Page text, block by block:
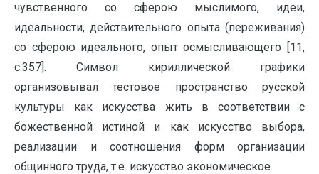
чувственного со сферою мыслимого, идеи,
идеальности, действительного опыта (переживания)
со сферою идеального, опыт осмысливающего [11,
с.357]. Символ кириллической графики
организовывал тестовое пространство русской
культуры как искусства жить в соответствии с
божественной истиной и как искусство выбора,
реализации и соотношения форм организации
общинного труда, т.е. искусство экономическое.